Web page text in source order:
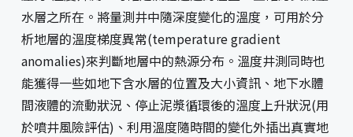
水層之所在。將量測井中隨深度變化的溫度，可用於分
析地層的溫度梯度異常(temperature gradient
anomalies)來判斷地層中的熱源分布。溫度井測同時也
能獲得一些如地下含水層的位置及大小資訊、地下水體
間液體的流動狀況、停止泥漿循環後的溫度上升狀況(用
於噴井風險評估)、利用溫度隨時間的變化外插出真實地